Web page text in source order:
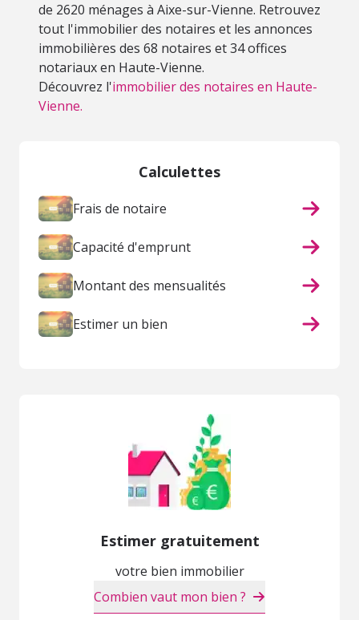
de 2620 ménages à Aixe-sur-Vienne. Retrouvez
tout l'immobilier des notaires et les annonces
immobilières des 68 notaires et 34 offices
notariaux en Haute-Vienne.
Découvrez l'immobilier des notaires en Haute-
Vienne.
Calculettes
Frais de notaire
Capacité d'emprunt
Montant des mensualités
Estimer un bien
Estimer gratuitement
votre bien immobilier
Combien vaut mon bien ?